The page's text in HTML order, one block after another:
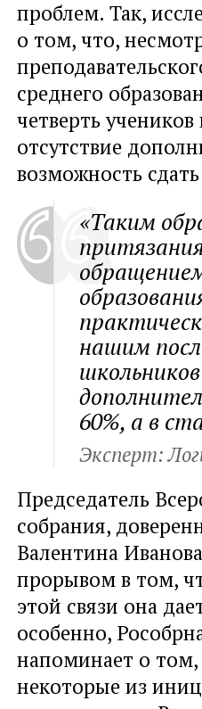
проблем. Так,
о том, что,
среднего
четверть
отсутствие
возможность
«Таким
нашим
60%, а в
Эксперт:
Председатель
собрания,
Валентина
прорывом в том,
этой связи она
особенно,
напоминает о
некоторые из